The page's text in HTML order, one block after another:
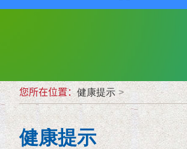
您所在位置： 健康提示 >
健康提示